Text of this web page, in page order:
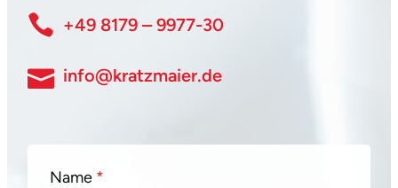
+49 8179 – 9977-30
info@kratzmaier.de
Name *